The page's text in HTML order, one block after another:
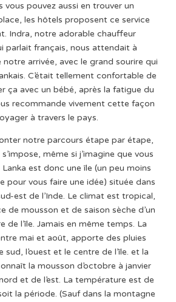
vous pouvez aussi en trouver un
les hôtels proposent ce service
Indra, notre adorable chauffeur
parlait français, nous attendait à
notre arrivée, avec le grand sourire qui
C’était tellement confortable de
ça avec un bébé, après la fatigue du
recommande vivement cette façon
à travers le pays.
notre parcours étape par étape,
même si j’imagine que vous
Lanka est donc une île (un peu moins
pour vous faire une idée) située dans
est de l’Inde. Le climat est tropical,
de mousson et de saison sèche d’un
de l’île. Jamais en même temps. La
mai et août, apporte des pluies
sud, l’ouest et le centre de l’île. et la
la mousson d’octobre à janvier
et de l’est. La température est de
la période. (Sauf dans la montagne